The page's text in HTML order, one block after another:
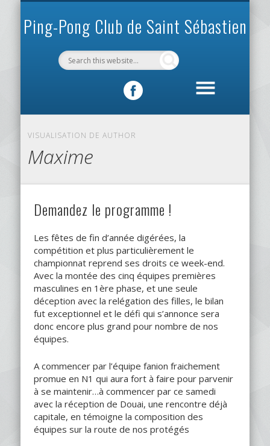
Ping-Pong Club de Saint Sébastien
VISUALISATION DE AUTHOR
Maxime
Demandez le programme !
Les fêtes de fin d’année digérées, la
compétition et plus particulièrement le
championnat reprend ses droits ce week-end.
Avec la montée des cinq équipes premières
masculines en 1ère phase, et une seule
déception avec la relégation des filles, le bilan
fut exceptionnel et le défi qui s’annonce sera
donc encore plus grand pour nombre de nos
équipes.
A commencer par l’équipe fanion fraichement
promue en N1 qui aura fort à faire pour parvenir
à se maintenir…à commencer par ce samedi
avec la réception de Douai, une rencontre déjà
capitale, en témoigne la composition des
équipes sur la route de nos protégés